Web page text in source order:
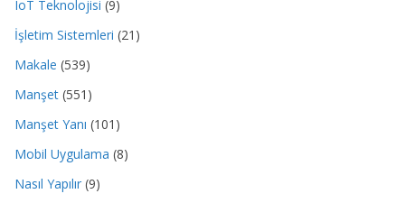
IoT Teknolojisi (9)
İşletim Sistemleri (21)
Makale (539)
Manşet (551)
Manşet Yanı (101)
Mobil Uygulama (8)
Nasıl Yapılır (9)